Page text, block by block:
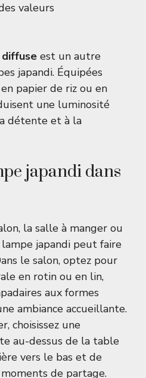
valeurs
est un autre
japandi. Équipées
papier de riz ou en
une luminosité
détente et à la
japandi dans
la salle à manger ou
japandi peut faire
le salon, optez pour
en rotin ou en lin,
aux formes
ambiance accueillante.
choisissez une
au-dessus de la table
vers le bas et de
de partage.